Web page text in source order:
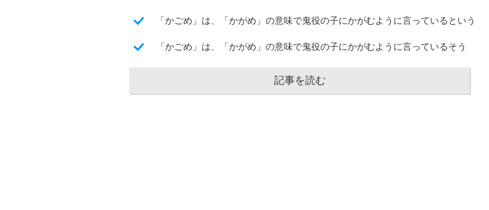
「かごめ」は、「かがめ」の意味で鬼役の子にかがむように言っているという
「かごめ」は、「かがめ」の意味で鬼役の子にかがむように言っているそう
記事を読む